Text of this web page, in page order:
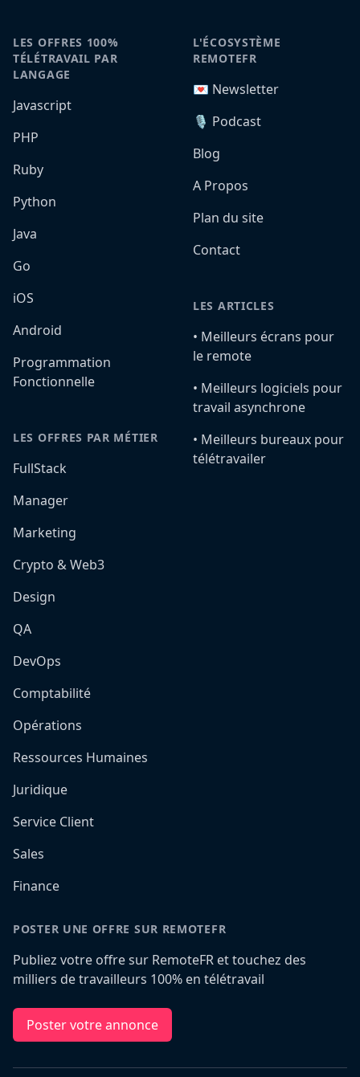
LES OFFRES 100%
TÉLÉTRAVAIL PAR
LANGAGE
Javascript
PHP
Ruby
Python
Java
Go
iOS
Android
Programmation
Fonctionnelle
LES OFFRES PAR MÉTIER
FullStack
Manager
Marketing
Crypto & Web3
Design
QA
DevOps
Comptabilité
Opérations
Ressources Humaines
Juridique
Service Client
Sales
Finance
L'ÉCOSYSTÈME
REMOTEFR
💌 Newsletter
🎙️ Podcast
Blog
A Propos
Plan du site
Contact
LES ARTICLES
•️ Meilleurs écrans pour
le remote
•️ Meilleurs logiciels pour
travail asynchrone
•️ Meilleurs bureaux pour
télétravailer
POSTER UNE OFFRE SUR REMOTEFR
Publiez votre offre sur RemoteFR et touchez des
milliers de travailleurs 100% en télétravail
Poster votre annonce